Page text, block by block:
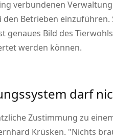
verbundenen
den Betrieben
genaues Bild des
werden können.
darf
Zustimmung zu
Krüsken. Nichts